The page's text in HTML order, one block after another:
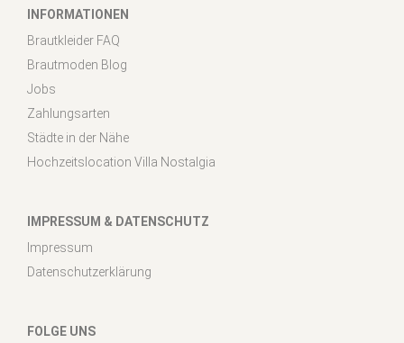
INFORMATIONEN
Brautkleider FAQ
Brautmoden Blog
Jobs
Zahlungsarten
Städte in der Nähe
Hochzeitslocation Villa Nostalgia
IMPRESSUM & DATENSCHUTZ
Impressum
Datenschutzerklärung
FOLGE UNS